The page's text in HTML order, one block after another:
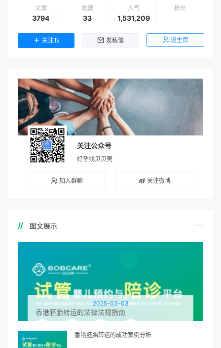
文章
3794
收藏
33
人气
1,531,209
粉丝
关注Ta 发私信 进主页
关注公众号
好孕找贝贝壳
加入群聊 关注微博
图文展示
2025-03-03
香港胚胎转运的法律法规指南
香港胚胎转运的成功案例分析